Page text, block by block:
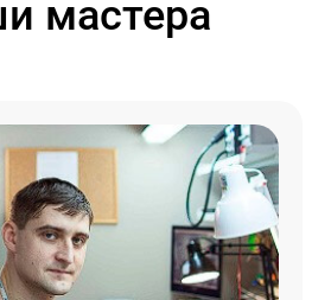
мастера